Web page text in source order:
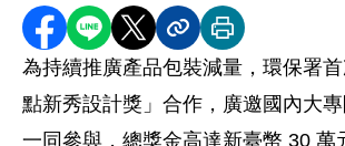
分享至 Facebook
分享到 LINE
分享到 X分享內容連結
列印本頁
為持續推廣產品包裝減量，環保署
點新秀設計獎」合作，廣邀國內大
一同參與，總獎金高達新臺幣 30 萬